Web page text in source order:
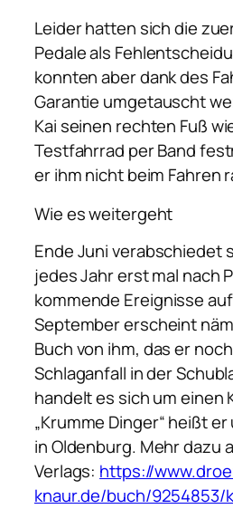
Leider hatten sich die
Pedale als
konnten aber dank des
Garantie umgetauscht
Kai seinen rechten Fuß
Testfahrrad per Band
er ihm nicht beim Fahren
Wie es weitergeht
Ende Juni verabschiedet
jedes Jahr erst mal nach
kommende Ereignisse
September erscheint
Buch von ihm, das er
Schlaganfall in der
handelt es sich um einen
„Krumme Dinger“ heißt
in Oldenburg. Mehr dazu
Verlags: https://
knaur.de/buch/9254853/